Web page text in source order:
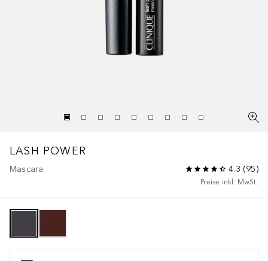
LASH POWER
Mascara 4.3 (95)
Preise inkl. MwSt.